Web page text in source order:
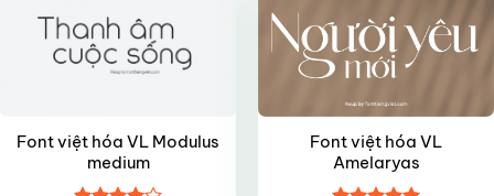
Font việt hóa VL Modulus
medium
Font việt hóa VL
Amelaryas